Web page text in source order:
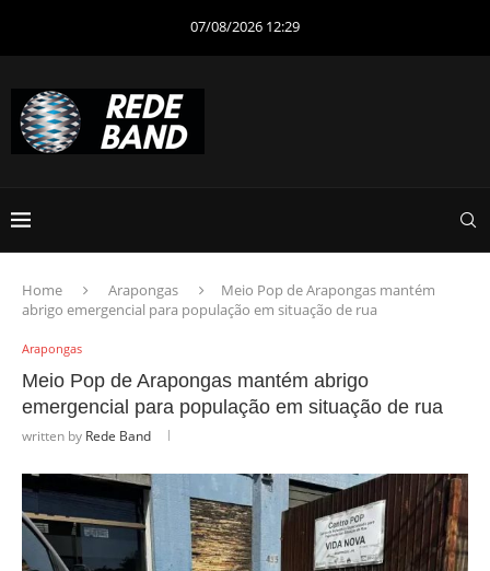
07/08/2026 12:29
Home Arapongas
Meio Pop de Arapongas mantém
abrigo emergencial para população em situação de rua
Arapongas
Meio Pop de Arapongas mantém abrigo
emergencial para população em situação de rua
written by Rede Band